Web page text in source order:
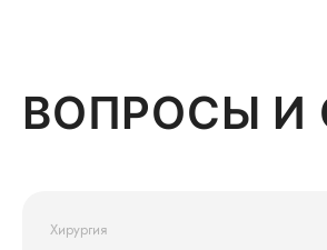
ВОПРОСЫ И
Хирургия